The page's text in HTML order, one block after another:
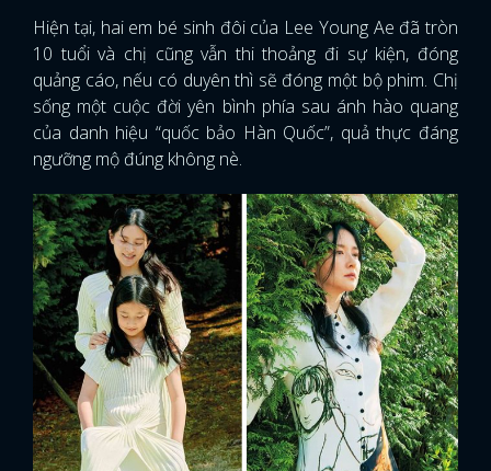
Hiện tại, hai em bé sinh đôi của Lee Young Ae đã tròn
10 tuổi và chị cũng vẫn thi thoảng đi sự kiện, đóng
quảng cáo, nếu có duyên thì sẽ đóng một bộ phim. Chị
sống một cuộc đời yên bình phía sau ánh hào quang
của danh hiệu “quốc bảo Hàn Quốc”, quả thực đáng
ngưỡng mộ đúng không nè.